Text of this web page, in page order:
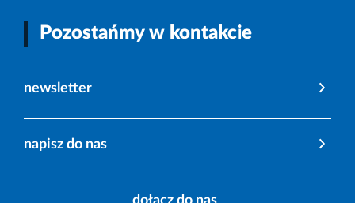
Pozostańmy w kontakcie
newsletter
napisz do nas